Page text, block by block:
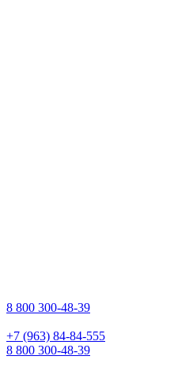
8 800 300‑48‑39
+7 (963) 84‑84‑555
8 800 300‑48‑39